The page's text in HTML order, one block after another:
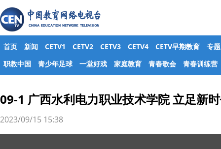
首页 新闻 CETV1 CETV2 CETV3 CETV4 CETV早期教育
专题
职教中国
青少年足球 一堂好戏 家庭教育 青春歌会 青春训练营
09-1 广西水利电力职业技术学院 立足新
2023/09/15 15:38